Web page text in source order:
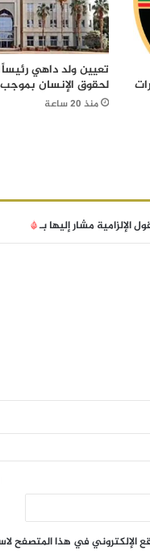
تعيين ولد داهي
لحقوق الإنسان
منذ 20 ساعة
الإلزامية مشار إليها بـ*
الإلكتروني في هذا المتصفح